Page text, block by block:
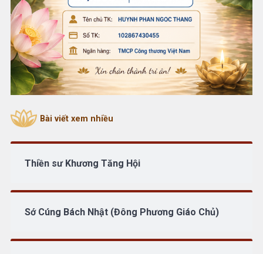
Bài viết xem nhiều
Thiền sư Khương Tăng Hội
Sớ Cúng Bách Nhật (Đông Phương Giáo Chủ)